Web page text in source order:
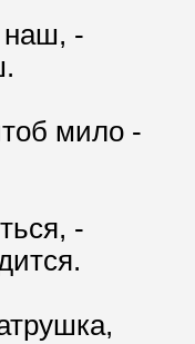
наш, -
мило -
-